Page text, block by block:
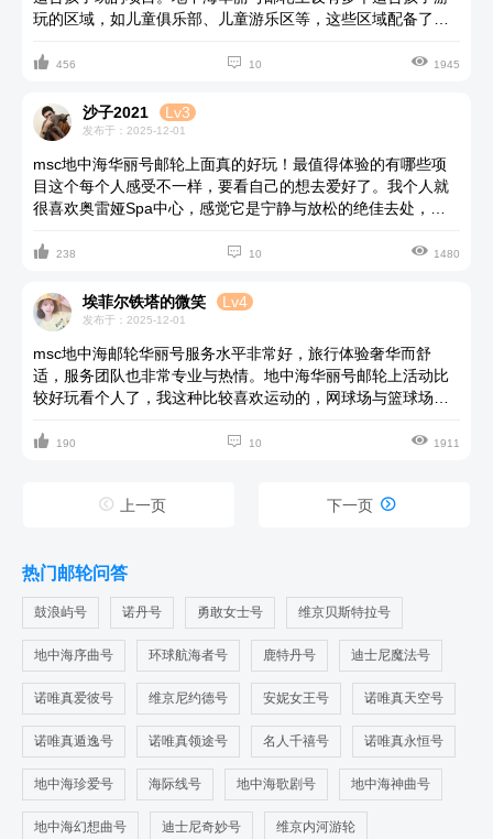
玩的区域，如儿童俱乐部、儿童游乐区等，这些区域配备了专
中尽情玩耍，结交新朋友。同时，邮轮还会定期举办亲子活动
餐饮和住宿服务也非常适合家庭游客。孩子们可以在船上品尝
到各种美食，满足不同口味的需求。而邮轮上的客房设计也充
台，让家人可以共同欣赏美丽的海景。这些你都可以在美亚邮
轮旅游上先看看，再去觉得购票。
 456  10  1945
沙子2021 Lv3
发布于：2025-12-01
msc地中海华丽号邮轮上面真的好玩！最值得体验的有哪些项
目这个每个人感受不一样，要看自己的想去爱好了。我个人就
很喜欢奥雷娅Spa中心，感觉它是宁静与放松的绝佳去处，提
可以享受身心的全面呵护。地中海华丽号邮轮上面的娱乐设施
篮球场，以及1200座的剧场、电影院、迪斯科等，适合自己的
就是值得体验的。地中海华丽号上的美食也是一大亮点，从精
洒脱，都能得到满足。这些项目可以去美亚邮轮旅游上面看看
详细的介绍，再去决定其他的。
 238  10  1480
埃菲尔铁塔的微笑 Lv4
发布于：2025-12-01
msc地中海邮轮华丽号服务水平非常好，旅行体验奢华而舒
适，服务团队也非常专业与热情。地中海华丽号邮轮上活动比
较好玩看个人了，我这种比较喜欢运动的，网球场与篮球场就
可伸缩的穹顶设计，在海上航行时也可以尽情挥洒汗水，享受
化与娱乐的璀璨明珠。世界级的表演与演出轮番上演，在旅程
在光影的世界里，也是美好的体验。地中海华丽号还有很多其
他类型的，可以自己去美亚邮轮旅游上面看。
 190  10  1911
 上一页 下一页 
热门邮轮问答
鼓浪屿号 诺丹号 勇敢女士号 维京贝斯特拉号
地中海序曲号 环球航海者号 鹿特丹号 迪士尼魔法号
诺唯真爱彼号 维京尼约德号 安妮女王号 诺唯真天空号
诺唯真遁逸号 诺唯真领途号 名人千禧号 诺唯真永恒号
地中海珍爱号 海际线号 地中海歌剧号 地中海神曲号
地中海幻想曲号 迪士尼奇妙号 维京内河游轮